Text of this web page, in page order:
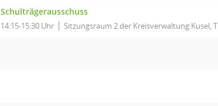
Schulträgerausschuss
14:15-15:30 Uhr Sitzungsraum 2 der Kreisverwaltung Kusel,